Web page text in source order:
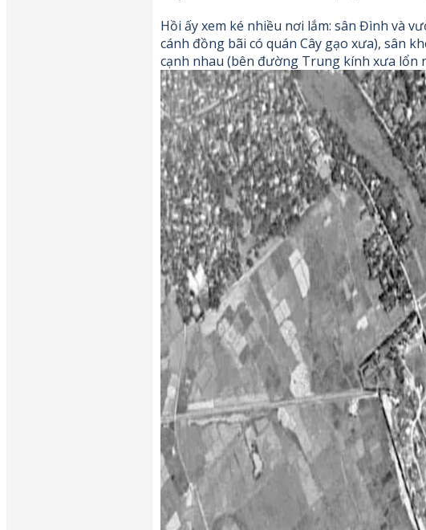
Hồi ấy xem ké nhiều nơi lắm: sân Đình và
cánh đồng bãi có quán Cây gạo xưa), sân
cạnh nhau (bên đường Trung kính xưa lổn